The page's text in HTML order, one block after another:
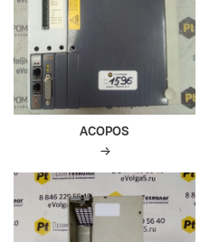
ACOPOS